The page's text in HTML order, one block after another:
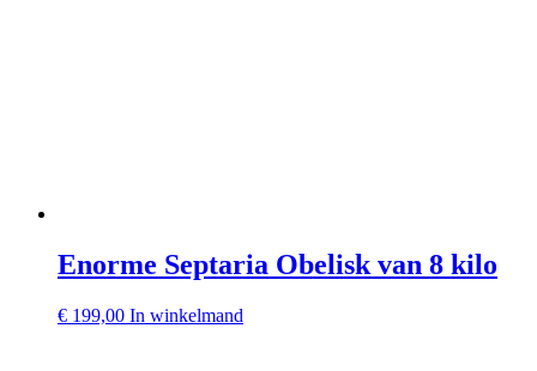
Enorme Septaria Obelisk van 8 kilo
€ 199,00 In winkelmand